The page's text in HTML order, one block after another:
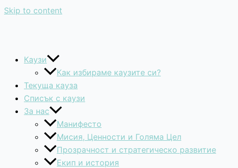
Skip to content
Каузи
Как избираме каузите си?
Текуща кауза
Списък с каузи
За нас
Манифесто
Мисия, Ценности и Голяма Цел
Прозрачност и стратегическо развитие
Екип и история